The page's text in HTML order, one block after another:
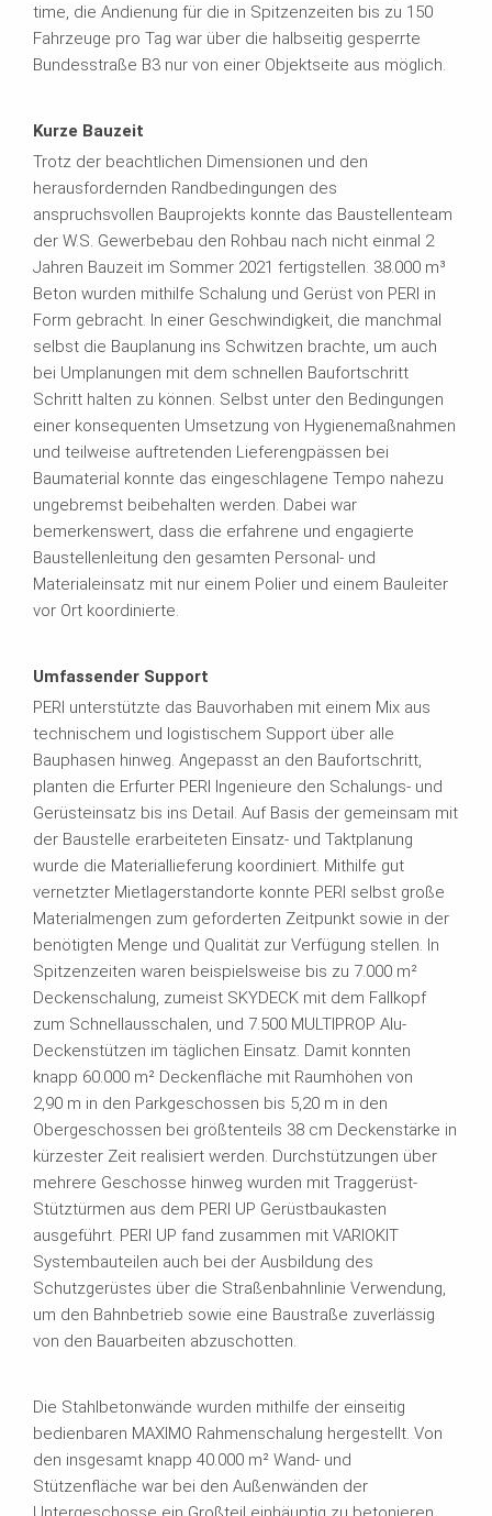
time, die Andienung für die in Spitzenzeiten bis zu 150
Fahrzeuge pro Tag war über die halbseitig gesperrte
Bundesstraße B3 nur von einer Objektseite aus möglich.
Kurze Bauzeit
Trotz der beachtlichen Dimensionen und den
herausfordernden Randbedingungen des
anspruchsvollen Bauprojekts konnte das Baustellenteam
der W.S. Gewerbebau den Rohbau nach nicht einmal 2
Jahren Bauzeit im Sommer 2021 fertigstellen. 38.000 m³
Beton wurden mithilfe Schalung und Gerüst von PERI in
Form gebracht. In einer Geschwindigkeit, die manchmal
selbst die Bauplanung ins Schwitzen brachte, um auch
bei Umplanungen mit dem schnellen Baufortschritt
Schritt halten zu können. Selbst unter den Bedingungen
einer konsequenten Umsetzung von Hygienemaßnahmen
und teilweise auftretenden Lieferengpässen bei
Baumaterial konnte das eingeschlagene Tempo nahezu
ungebremst beibehalten werden. Dabei war
bemerkenswert, dass die erfahrene und engagierte
Baustellenleitung den gesamten Personal- und
Materialeinsatz mit nur einem Polier und einem Bauleiter
vor Ort koordinierte.
Umfassender Support
PERI unterstützte das Bauvorhaben mit einem Mix aus
technischem und logistischem Support über alle
Bauphasen hinweg. Angepasst an den Baufortschritt,
planten die Erfurter PERI Ingenieure den Schalungs- und
Gerüsteinsatz bis ins Detail. Auf Basis der gemeinsam mit
der Baustelle erarbeiteten Einsatz- und Taktplanung
wurde die Materiallieferung koordiniert. Mithilfe gut
vernetzter Mietlagerstandorte konnte PERI selbst große
Materialmengen zum geforderten Zeitpunkt sowie in der
benötigten Menge und Qualität zur Verfügung stellen. In
Spitzenzeiten waren beispielsweise bis zu 7.000 m²
Deckenschalung, zumeist SKYDECK mit dem Fallkopf
zum Schnellausschalen, und 7.500 MULTIPROP Alu-
Deckenstützen im täglichen Einsatz. Damit konnten
knapp 60.000 m² Deckenfläche mit Raumhöhen von
2,90 m in den Parkgeschossen bis 5,20 m in den
Obergeschossen bei größtenteils 38 cm Deckenstärke in
kürzester Zeit realisiert werden. Durchstützungen über
mehrere Geschosse hinweg wurden mit Traggerüst-
Stütztürmen aus dem PERI UP Gerüstbaukasten
ausgeführt. PERI UP fand zusammen mit VARIOKIT
Systembauteilen auch bei der Ausbildung des
Schutzgerüstes über die Straßenbahnlinie Verwendung,
um den Bahnbetrieb sowie eine Baustraße zuverlässig
von den Bauarbeiten abzuschotten.
Die Stahlbetonwände wurden mithilfe der einseitig
bedienbaren MAXIMO Rahmenschalung hergestellt. Von
den insgesamt knapp 40.000 m² Wand- und
Stützenfläche war bei den Außenwänden der